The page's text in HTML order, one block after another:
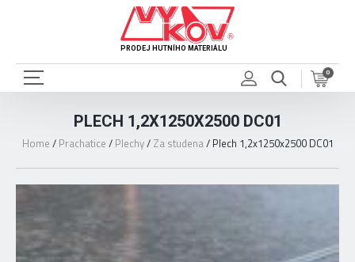
PRODEJ HUTNÍHO MATERIÁLU
0
PLECH 1,2X1250X2500 DC01
Home / Prachatice / Plechy/ Za studena/ Plech 1,2x1250x2500 DC01